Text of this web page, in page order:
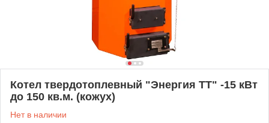
Котел твердотоплевный "Энергия ТТ" -15 кВт
до 150 кв.м. (кожух)
Нет в наличии